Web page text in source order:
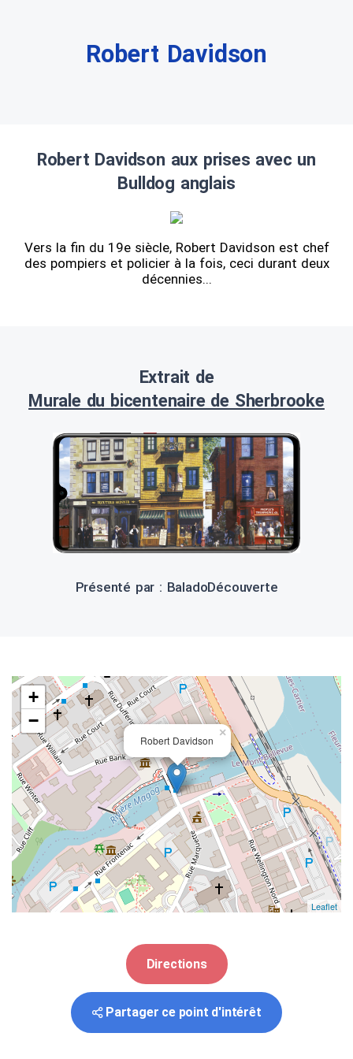
Robert Davidson
Robert Davidson aux prises avec un
Bulldog anglais
Vers la fin du 19e siècle, Robert Davidson est chef
des pompiers et policier à la fois, ceci durant deux
décennies...
Extrait de
Murale du bicentenaire de Sherbrooke
Présenté par : BaladoDécouverte
Robert Davidson
×
+
−
Leaflet
Directions
Partager ce point d'intérêt